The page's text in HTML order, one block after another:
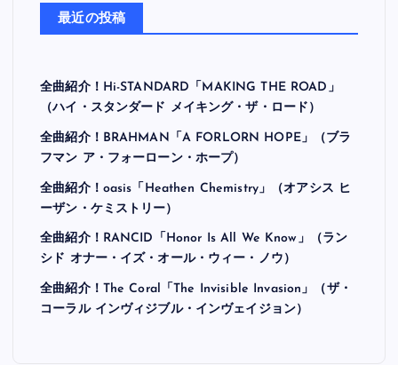
最近の投稿
全曲紹介！Hi-STANDARD「MAKING THE ROAD」
（ハイ・スタンダード メイキング・ザ・ロード）
全曲紹介！BRAHMAN「A FORLORN HOPE」（ブラ
フマン ア・フォーローン・ホープ）
全曲紹介！oasis「Heathen Chemistry」（オアシス ヒ
ーザン・ケミストリー）
全曲紹介！RANCID「Honor Is All We Know」（ラン
シド オナー・イズ・オール・ウィー・ノウ）
全曲紹介！The Coral「The Invisible Invasion」（ザ・
コーラル インヴィジブル・インヴェイジョン）